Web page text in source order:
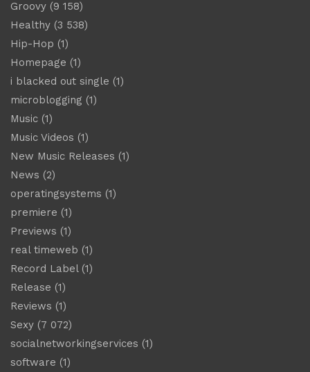
Groovy (9 158)
Healthy (3 538)
Hip-Hop (1)
Homepage (1)
i blacked out single (1)
microblogging (1)
Music (1)
Music Videos (1)
New Music Releases (1)
News (2)
operatingsystems (1)
premiere (1)
Previews (1)
real timeweb (1)
Record Label(1)
Release (1)
Reviews (1)
Sexy (7 072)
socialnetworkingservices (1)
software (1)